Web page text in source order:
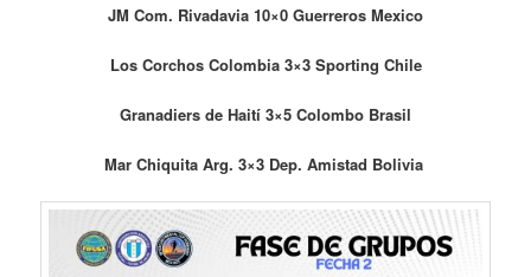
JM Com. Rivadavia 10×0 Guerreros Mexico
Los Corchos Colombia 3×3 Sporting Chile
Granadiers de Haití 3×5 Colombo Brasil
Mar Chiquita Arg. 3×3 Dep. Amistad Bolivia